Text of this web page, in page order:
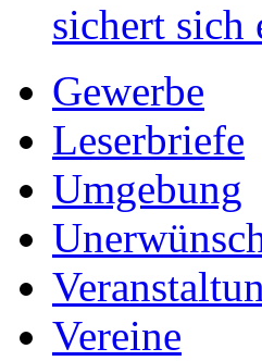
sichert sich
Gewerbe
Leserbriefe
Umgebung
Vereine